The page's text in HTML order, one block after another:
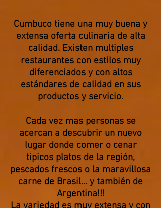
Cumbuco tiene una muy buena y
extensa oferta culinaria de alta
calidad. Existen multiples
restaurantes con estilos muy
diferenciados y con altos
estándares de calidad en sus
productos y servicio.
Cada vez mas personas se
acercan a descubrir un nuevo
lugar donde comer o cenar
tipicos platos de la región,
pescados frescos o la maravillosa
carne de Brasil... y también de
Argentina!!!